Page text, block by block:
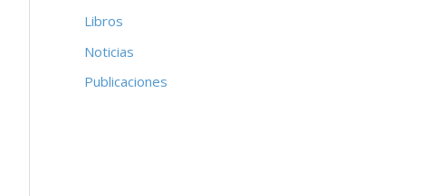
Libros
Noticias
Publicaciones